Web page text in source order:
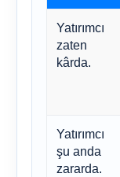
Yatırımcı
zaten
kârda.
Yatırımcı
şu anda
zararda.